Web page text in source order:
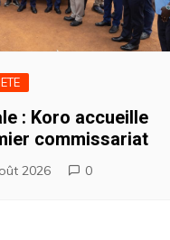
: Koro accueille
commissariat
2026 0